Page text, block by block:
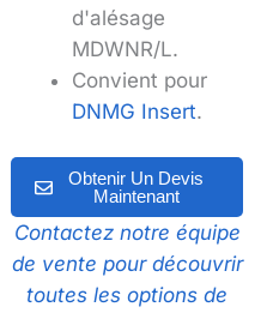
d'alésage
MDWNR/L.
Convient pour
DNMG Insert.
Obtenir Un Devis
Maintenant
Contactez notre équipe
de vente pour découvrir
toutes les options de